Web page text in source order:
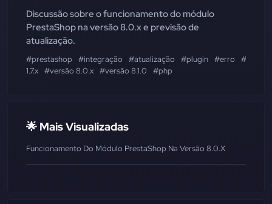
Discussão sobre o funcionamento do módulo
PrestaShop na versão 8.0.x e previsão de
atualização.
#prestashop #integração #atualização #plugin #erro
1.7.x #versão 8.0.x #versão 8.1.0 #php
🌟 Mais Visualizadas
Funcionamento Do Módulo PrestaShop Na Versão 8.0.x